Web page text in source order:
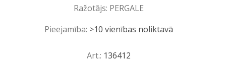
Ražotājs: PERGALE
Pieejamība: >10 vienības noliktavā
Art.: 136412